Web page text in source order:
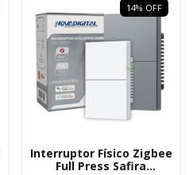
14% OFF
Interruptor Físico Zigbee
Full Press Safira